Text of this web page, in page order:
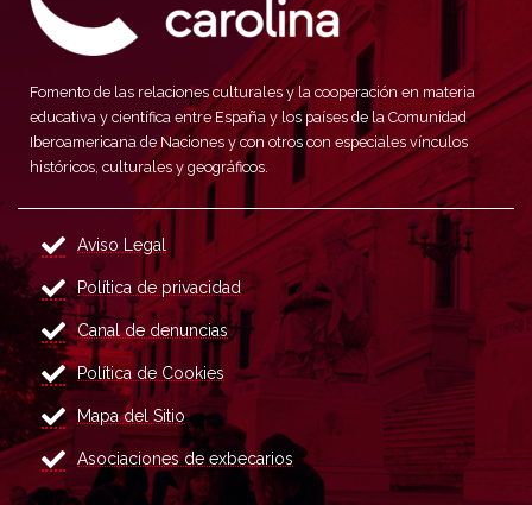
Fomento de las relaciones culturales y la cooperación en materia
educativa y científica entre España y los países de la Comunidad
Iberoamericana de Naciones y con otros con especiales vínculos
históricos, culturales y geográficos.
Aviso Legal
Política de privacidad
Canal de denuncias
Política de Cookies
Mapa del Sitio
Asociaciones de exbecarios